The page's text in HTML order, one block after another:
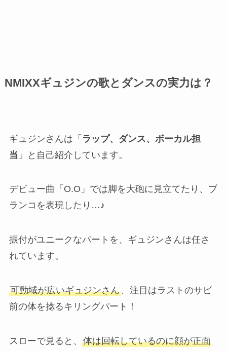
NMIXXギュジンの歌とダンスの実力は？
ギュジンさんは「 ラップ、ダンス、ボーカル担
当 」と自己紹介しています。
デビュー曲「O.O」では脚を大砲に見立てたり、ブ
ランコを表現したり…♪
振付がユニークなパートを、ギュジンさんは任さ
れています。
可動域が広いギュジンさん、注目はラストのサビ
前の体を捻るキリングパート！
スローで見ると、 体は回転しているのに顔が正面